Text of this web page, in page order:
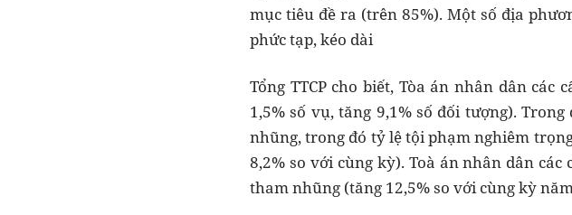
mục tiêu đề ra (trên 85%). Một số địa
phức tạp, kéo dài
Tổng TTCP cho biết, Tòa án nhân dân
1,5% số vụ, tăng 9,1% số đối tượng).
nhũng, trong đó tỷ lệ tội phạm nghiêm
8,2% so với cùng kỳ). Toà án nhân dân
tham nhũng (tăng 12,5% so với cùng kỳ